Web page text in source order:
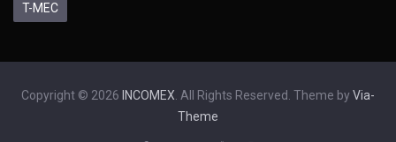
T-MEC
Copyright © 2026 INCOMEX. All Rights Reserved. Theme by Via-
Theme